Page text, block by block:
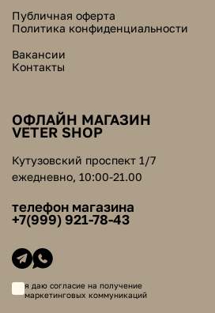
Публичная оферта
Политика конфиденциальности
Вакансии
Контакты
ОФЛАЙН МАГАЗИН
VETER SHOP
Кутузовский проспект 1/7
ежедневно, 10:00-21.00
телефон магазина
+7(999) 921-78-43
я даю согласие на получение
маркетинговых коммуникаций